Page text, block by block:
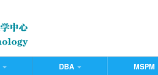
DBA MSPM